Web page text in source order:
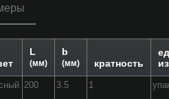
L
(мм)
b
(мм) кратность
200 3.5 1